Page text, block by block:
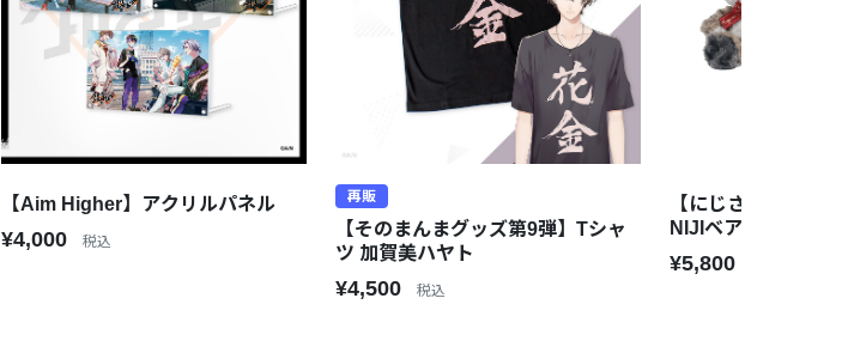
【Aim Higher】アクリルパネル
¥4,000 税込
再販
【そのまんまグッズ第9弾】Tシャ
ツ 加賀美ハヤト
¥4,500 税込
【にじさんじ 7th
NIJIベア
¥5,800